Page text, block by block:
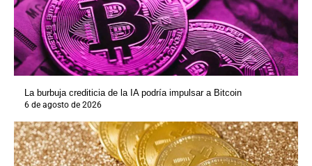
La burbuja crediticia de la IA podría impulsar a Bitcoin
6 de agosto de 2026